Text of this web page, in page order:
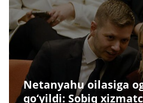
Netanyahu oilasiga
qo‘yildi: Sobiq